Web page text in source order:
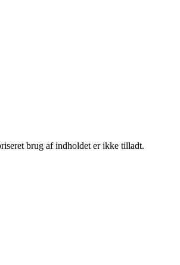
brug af indholdet er ikke tilladt.